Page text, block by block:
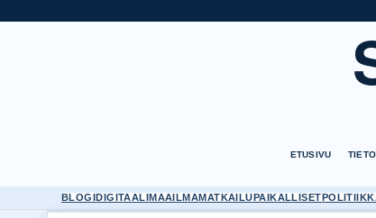
ETUSIVU
BLOGIDIGITAALIMAAILMAMATKAILUPAIKALLISET